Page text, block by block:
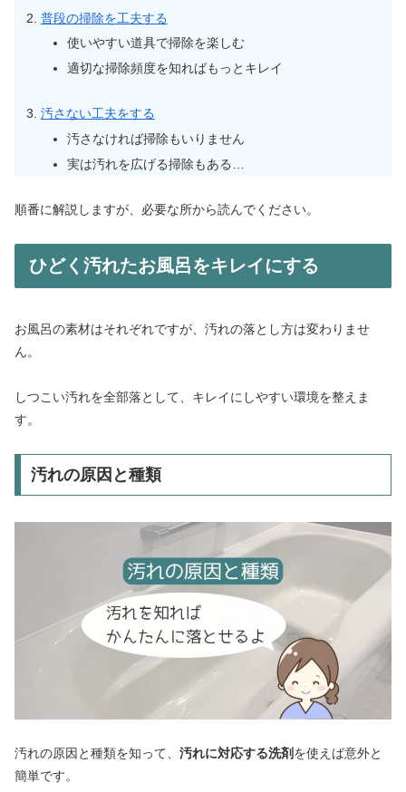
普段の掃除を工夫する
使いやすい道具で掃除を楽しむ
適切な掃除頻度を知ればもっとキレイ
汚さない工夫をする
汚さなければ掃除もいりません
実は汚れを広げる掃除もある…
順番に解説しますが、必要な所から読んでください。
ひどく汚れたお風呂をキレイにする
お風呂の素材はそれぞれですが、汚れの落とし方は変わりませ
ん。
しつこい汚れを全部落として、キレイにしやすい環境を整えま
す。
汚れの原因と種類
汚れの原因と種類を知って、 汚れに対応する洗剤を使えば意外と
簡単です。